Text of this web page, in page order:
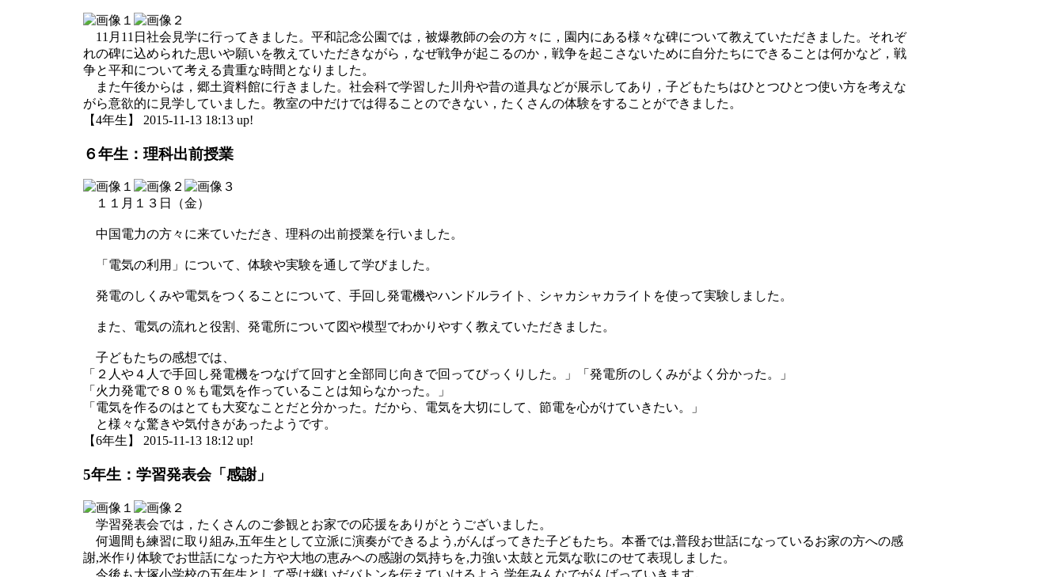
11月11日社会見学に行ってきました。平和記念公園では，被爆教師の会の方々に，園内にある様々な碑について教えていただきました。それぞ
れの碑に込められた思いや願いを教えていただきながら，なぜ戦争が起こるのか，戦争を起こさないために自分たちにできることは何かなど，戦
争と平和について考える貴重な時間となりました。
また午後からは，郷土資料館に行きました。社会科で学習した川舟や昔の道具などが展示してあり，子どもたちはひとつひとつ使い方を考えな
がら意欲的に見学していました。教室の中だけでは得ることのできない，たくさんの体験をすることができました。
【4年生】 2015-11-13 18:13 up!
６年生：理科出前授業
１１月１３日（金）
中国電力の方々に来ていただき、理科の出前授業を行いました。
「電気の利用」について、体験や実験を通して学びました。
発電のしくみや電気をつくることについて、手回し発電機やハンドルライト、シャカシャカライトを使って実験しました。
また、電気の流れと役割、発電所について図や模型でわかりやすく教えていただきました。
子どもたちの感想では、
「２人や４人で手回し発電機をつなげて回すと全部同じ向きで回ってびっくりした。」「発電所のしくみがよく分かった。」
「火力発電で８０％も電気を作っていることは知らなかった。」
「電気を作るのはとても大変なことだと分かった。だから、電気を大切にして、節電を心がけていきたい。」
と様々な驚きや気付きがあったようです。
【6年生】 2015-11-13 18:12 up!
5年生：学習発表会「感謝」
学習発表会では，たくさんのご参観とお家での応援をありがとうございました。
何週間も練習に取り組み,五年生として立派に演奏ができるよう,がんばってきた子どもたち。本番では,普段お世話になっているお家の方への感
謝,米作り体験でお世話になった方や大地の恵みへの感謝の気持ちを,力強い太鼓と元気な歌にのせて表現しました。
今後も大塚小学校の五年生として受け継いだバトンを伝えていけるよう,学年みんなでがんばっていきます。